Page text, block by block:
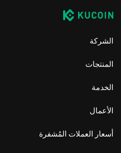
الشركة
المنتجات
الخدمة
الأعمال
أسعار العملات المُشفرة